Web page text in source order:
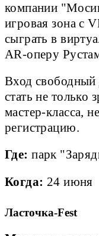
компании
игровая зона с
сыграть в
AR-оперу
Вход свободный
стать не только
мастер-класса,
регистрацию.
Где: парк
Когда: 24 июня
Ласточка-Fest